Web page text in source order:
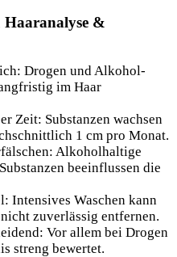
Haaranalyse &
Drogen und Alkohol-
im Haar
Zeit: Substanzen wachsen
1 cm pro Monat.
Alkoholhaltige
beeinflussen die
Intensives Waschen kann
zuverlässig entfernen.
Vor allem bei Drogen
streng bewertet.